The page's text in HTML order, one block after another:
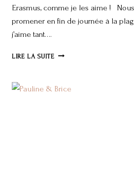
Erasmus, comme je les aime !
promener en fin de journée à la
j’aime tant….
LIRE LA SUITESARAH